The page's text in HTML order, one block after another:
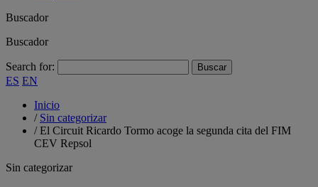
Buscador
Buscador
Search for:
ES EN
Inicio
/ Sin categorizar
/El Circuit Ricardo Tormo acoge la segunda cita del FIM
CEV Repsol
Sin categorizar